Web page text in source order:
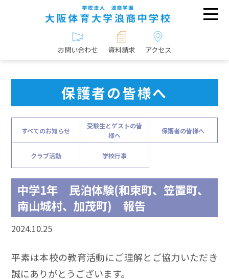
お問い合わせ 資料請求 アクセス
保護者の皆様へ
すべてのお知らせ
受験生とゲストの皆
様へ
保護者の皆様へ
クラブ活動 学校行事
中学1年 民泊体験(和束町、笠置町、
南山城村、加茂町) 報告
2024.10.25
平素は本校の教育活動にご理解とご協力いただき
誠にありがとうございます。